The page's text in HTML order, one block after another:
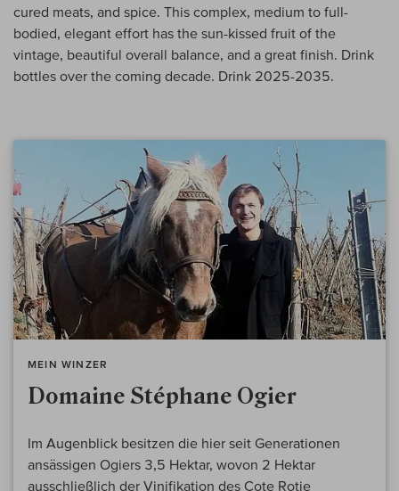
cured meats, and spice. This complex, medium to full-
bodied, elegant effort has the sun-kissed fruit of the
vintage, beautiful overall balance, and a great finish. Drink
bottles over the coming decade. Drink 2025-2035.
MEIN WINZER
Domaine Stéphane Ogier
Im Augenblick besitzen die hier seit Generationen
ansässigen Ogiers 3,5 Hektar, wovon 2 Hektar
ausschließlich der Vinifikation des Cote Rotie